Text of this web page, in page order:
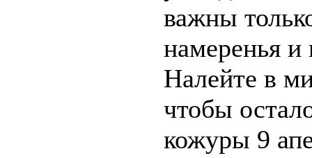
важны
намеренья и
Налейте в
чтобы
кожуры 9